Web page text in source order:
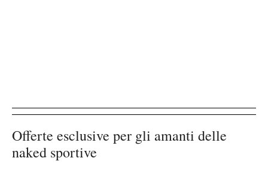
Offerte esclusive per gli amanti delle
naked sportive